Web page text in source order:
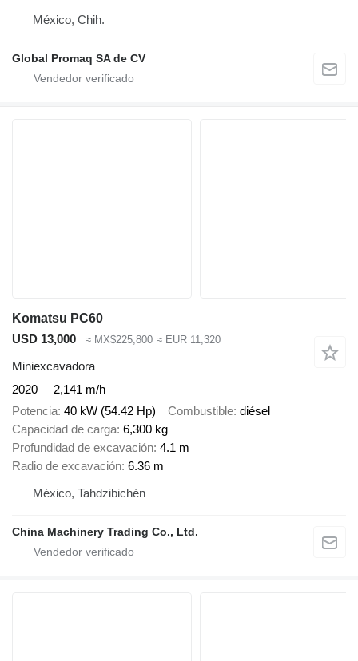
México, Chih.
Global Promaq SA de CV
Komatsu PC60
USD 13,000
≈ MX$225,800 ≈ EUR 11,320
Miniexcavadora
2020
2,141 m/h
Potencia 40 kW (54.42 Hp) Combustible diésel
Capacidad de carga 6,300 kg
Profundidad de excavación 4.1 m
Radio de excavación 6.36 m
México, Tahdzibichén
China Machinery Trading Co., Ltd.